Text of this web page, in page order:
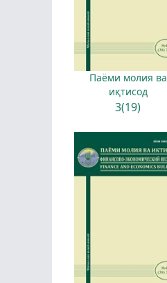
Паёми молия ва
иқтисод
3(19)